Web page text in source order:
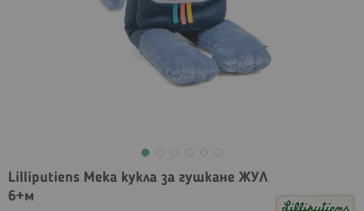
Lilliputiens Мека кукла за гушкане ЖУЛ
6+м